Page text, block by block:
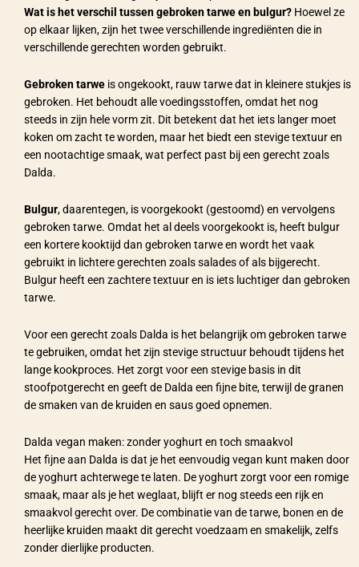
Wat is het verschil tussen gebroken tarwe en bulgur? Hoewel ze
op elkaar lijken, zijn het twee verschillende ingrediënten die in
verschillende gerechten worden gebruikt.
Gebroken tarwe is ongekookt, rauw tarwe dat in kleinere stukjes is
gebroken. Het behoudt alle voedingsstoffen, omdat het nog
steeds in zijn hele vorm zit. Dit betekent dat het iets langer moet
koken om zacht te worden, maar het biedt een stevige textuur en
een nootachtige smaak, wat perfect past bij een gerecht zoals
Dalda.
Bulgur, daarentegen, is voorgekookt (gestoomd) en vervolgens
gebroken tarwe. Omdat het al deels voorgekookt is, heeft bulgur
een kortere kooktijd dan gebroken tarwe en wordt het vaak
gebruikt in lichtere gerechten zoals salades of als bijgerecht.
Bulgur heeft een zachtere textuur en is iets luchtiger dan gebroken
tarwe.
Voor een gerecht zoals Dalda is het belangrijk om gebroken tarwe
te gebruiken, omdat het zijn stevige structuur behoudt tijdens het
lange kookproces. Het zorgt voor een stevige basis in dit
stoofpotgerecht en geeft de Dalda een fijne bite, terwijl de granen
de smaken van de kruiden en saus goed opnemen.
Dalda vegan maken: zonder yoghurt en toch smaakvol
Het fijne aan Dalda is dat je het eenvoudig vegan kunt maken door
de yoghurt achterwege te laten. De yoghurt zorgt voor een romige
smaak, maar als je het weglaat, blijft er nog steeds een rijk en
smaakvol gerecht over. De combinatie van de tarwe, bonen en de
heerlijke kruiden maakt dit gerecht voedzaam en smakelijk, zelfs
zonder dierlijke producten.